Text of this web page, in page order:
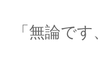
、がつん